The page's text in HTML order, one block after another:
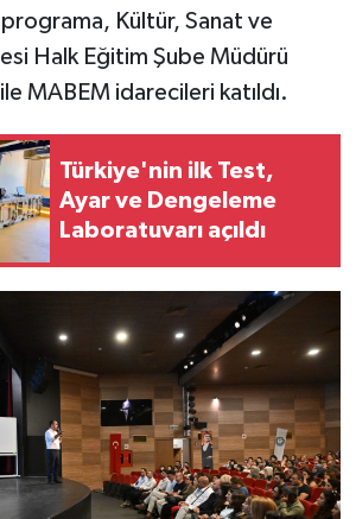
Kültür, Sanat ve
Halk Eğitim Şube Müdürü
MABEM idarecileri katıldı.
Türkiye'nin ilk Test,
Ayar ve Dengeleme
Laboratuvarı açıldı